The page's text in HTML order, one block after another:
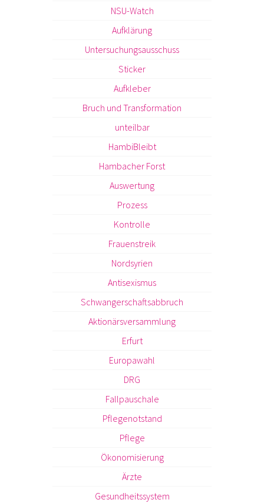
NSU-Watch
Aufklärung
Untersuchungsausschuss
Sticker
Aufkleber
Bruch und Transformation
unteilbar
HambiBleibt
Hambacher Forst
Auswertung
Prozess
Kontrolle
Frauenstreik
Nordsyrien
Antisexismus
Schwangerschaftsabbruch
Aktionärsversammlung
Erfurt
Europawahl
DRG
Fallpauschale
Pflegenotstand
Pflege
Ökonomisierung
Ärzte
Gesundheitssystem